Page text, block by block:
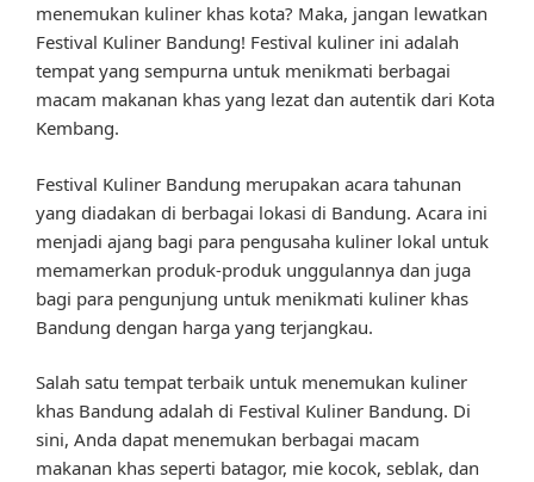
menemukan kuliner khas kota? Maka, jangan lewatkan
Festival Kuliner Bandung! Festival kuliner ini adalah
tempat yang sempurna untuk menikmati berbagai
macam makanan khas yang lezat dan autentik dari Kota
Kembang.
Festival Kuliner Bandung merupakan acara tahunan
yang diadakan di berbagai lokasi di Bandung. Acara ini
menjadi ajang bagi para pengusaha kuliner lokal untuk
memamerkan produk-produk unggulannya dan juga
bagi para pengunjung untuk menikmati kuliner khas
Bandung dengan harga yang terjangkau.
Salah satu tempat terbaik untuk menemukan kuliner
khas Bandung adalah di Festival Kuliner Bandung. Di
sini, Anda dapat menemukan berbagai macam
makanan khas seperti batagor, mie kocok, seblak, dan